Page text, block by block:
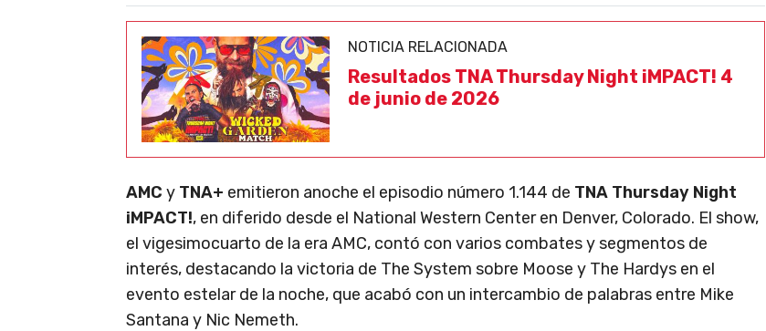
NOTICIA RELACIONADA
Resultados TNA Thursday Night iMPACT! 4
de junio de 2026
AMC y TNA+ emitieron anoche el episodio número 1.144 de TNA Thursday Night
iMPACT!, en diferido desde el National Western Center en Denver, Colorado. El show,
el vigesimocuarto de la era AMC, contó con varios combates y segmentos de
interés, destacando la victoria de The System sobre Moose y The Hardys en el
evento estelar de la noche, que acabó con un intercambio de palabras entre Mike
Santana y Nic Nemeth.